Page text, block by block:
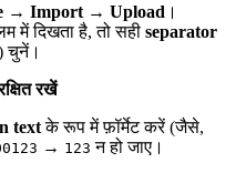
→ Import → Upload ।
में दिखता है, तो सही separator
चुनें।
रखें
textके रूप में फ़ॉर्मेट करें (जैसे,
→ 123 न हो जाए।